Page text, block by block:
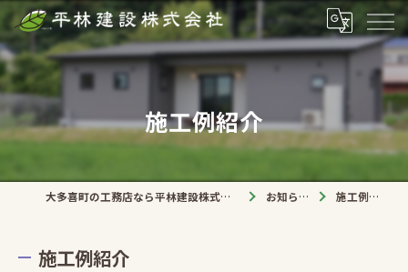
施工例紹介
大多喜町の工務店なら平林建設株式会社 お知らせ 施工例紹介
施工例紹介